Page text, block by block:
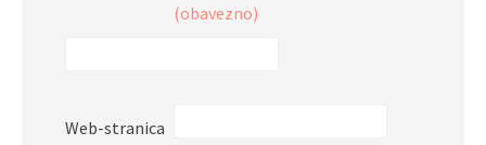
(obavezno)
Web-stranica